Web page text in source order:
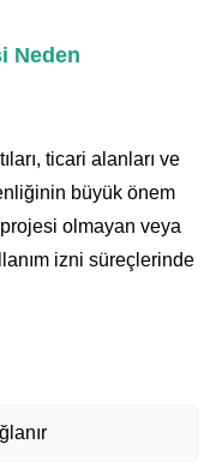
Neden
ticari alanları ve
büyük önem
projesi olmayan veya
izni süreçlerinde